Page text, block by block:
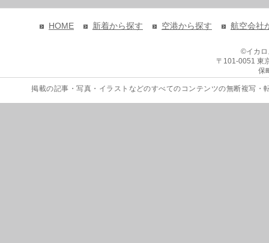
HOME 新着から探す 空港から探す 航空会社
©イカ
〒101-0051 東
保
掲載の記事・写真・イラストなどのすべてのコンテンツの無断複